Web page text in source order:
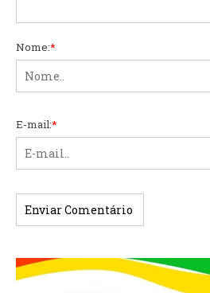
Nome:*
E-mail:*